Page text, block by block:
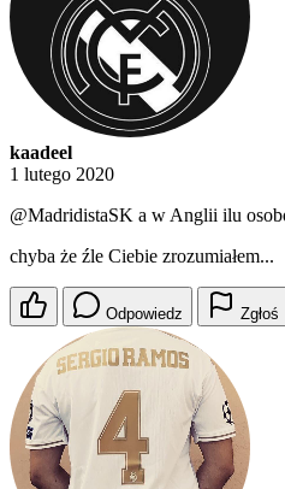
kaadeel
1 lutego 2020
@MadridistaSK a w Anglii ilu
chyba że źle Ciebie zrozumiałem...
Odpowiedz Zgłoś